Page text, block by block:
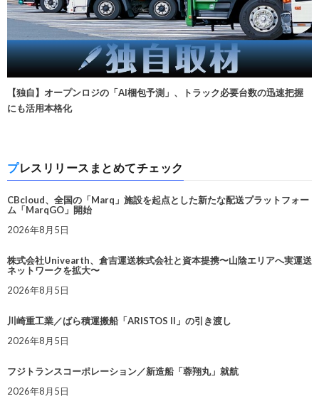
【独自】オープンロジの「AI梱包予測」、トラック必要台数の迅速把握
にも活用本格化
プレスリリースまとめてチェック
CBcloud、全国の「Marq」施設を起点とした新たな配送プラットフォー
ム「MarqGO」開始
2026年8月5日
株式会社Univearth、倉吉運送株式会社と資本提携〜山陰エリアへ実運送
ネットワークを拡大〜
2026年8月5日
川崎重工業／ばら積運搬船「ARISTOS II」の引き渡し
2026年8月5日
フジトランスコーポレーション／新造船「蓉翔丸」就航
2026年8月5日